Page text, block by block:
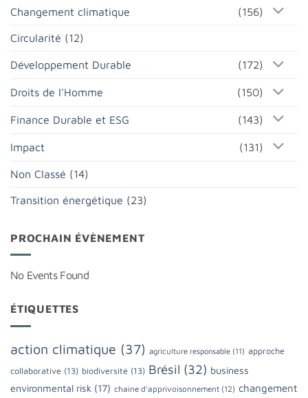
Changement climatique (156)
Circularité (12)
Développement Durable (172)
Droits de l'Homme (150)
Finance Durable et ESG (143)
Impact (131)
Non Classé (14)
Transition énergétique (23)
PROCHAIN ÉVÈNEMENT
No Events Found
ÉTIQUETTES
action climatique (37) agriculture responsable (11) approche
collaborative (13) biodiversité (13) Brésil (32) business
environmental risk (17) chaine d'apprivoisonnement (12) changement